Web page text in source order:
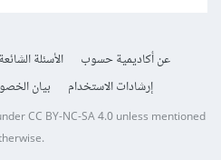
عن أكاديمية حسوب الأسئلة الشائعة
إرشادات الاستخدام
بيان
CC BY-NC-SA 4.0unless mentioned